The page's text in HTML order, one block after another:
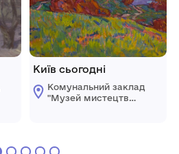
Київ сьогодні
Комунальний заклад
"Музей мистецтв